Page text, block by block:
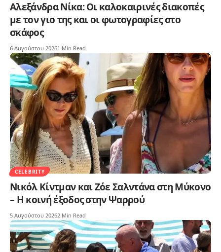
Αλεξάνδρα Νίκα: Οι καλοκαιρινές διακοπές
με τον γιο της και οι φωτογραφίες στο
σκάφος
6 Αυγούστου 20261 Min Read
CELEBRITY
Νικόλ Κίντμαν και Ζόε Σαλντάνα στη Μύκονο
– Η κοινή έξοδος στην Ψαρρού
5 Αυγούστου 20262 Min Read